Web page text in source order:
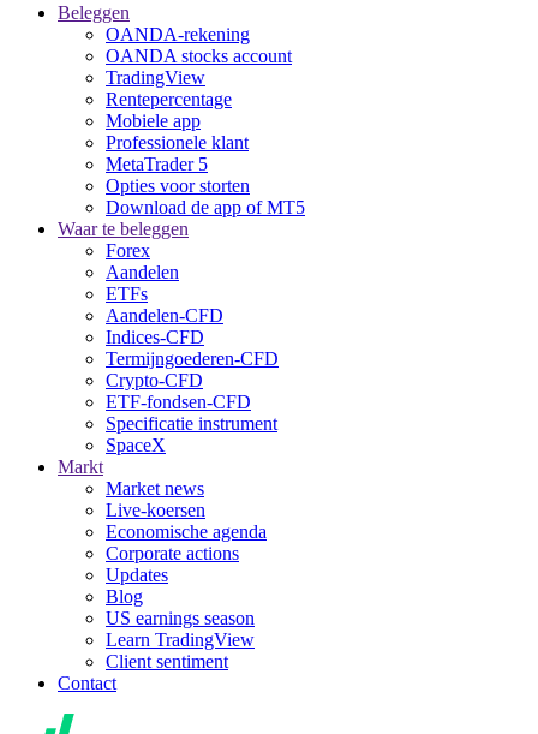
Beleggen
OANDA-rekening
OANDA stocks account
TradingView
Rentepercentage
Mobiele app
Professionele klant
MetaTrader 5
Opties voor storten
Download de app of MT5
Waar te beleggen
Forex
Aandelen
ETFs
Aandelen-CFD
Indices-CFD
Termijngoederen-CFD
Crypto-CFD
ETF-fondsen-CFD
Specificatie instrument
SpaceX
Markt
Market news
Live-koersen
Economische agenda
Corporate actions
Updates
Blog
US earnings season
Learn TradingView
Client sentiment
Contact